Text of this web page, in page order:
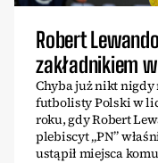
Robert
zakładnikiem
Chyba już nikt nigdy
futbolisty Polski w
roku, gdy Robert
plebiscyt „PN”
ustąpił miejsca